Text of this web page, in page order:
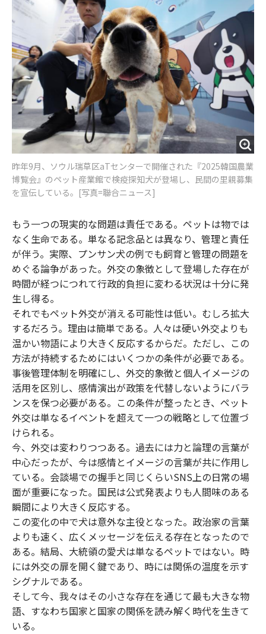
昨年9月、ソウル瑞草区aTセンターで開催された『2025韓国農業
博覧会』のペット産業館で検疫探知犬が登場し、民間の里親募集
を宣伝している。[写真=聯合ニュース]
もう一つの現実的な問題は責任である。ペットは物では
なく生命である。単なる記念品とは異なり、管理と責任
が伴う。実際、プンサン犬の例でも飼育と管理の問題を
めぐる論争があった。外交の象徴として登場した存在が
時間が経つにつれて行政的負担に変わる状況は十分に発
生し得る。
それでもペット外交が消える可能性は低い。むしろ拡大
するだろう。理由は簡単である。人々は硬い外交よりも
温かい物語により大きく反応するからだ。ただし、この
方法が持続するためにはいくつかの条件が必要である。
事後管理体制を明確にし、外交的象徴と個人イメージの
活用を区別し、感情演出が政策を代替しないようにバラ
ンスを保つ必要がある。この条件が整ったとき、ペット
外交は単なるイベントを超えて一つの戦略として位置づ
けられる。
今、外交は変わりつつある。過去には力と論理の言葉が
中心だったが、今は感情とイメージの言葉が共に作用し
ている。会談場での握手と同じくらいSNS上の日常の場
面が重要になった。国民は公式発表よりも人間味のある
瞬間により大きく反応する。
この変化の中で犬は意外な主役となった。政治家の言葉
よりも速く、広くメッセージを伝える存在となったので
ある。結局、大統領の愛犬は単なるペットではない。時
には外交の扉を開く鍵であり、時には関係の温度を示す
シグナルである。
そして今、我々はその小さな存在を通じて最も大きな物
語、すなわち国家と国家の関係を読み解く時代を生きて
いる。